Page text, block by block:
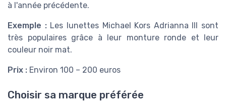
à l'année précédente.
Exemple :Les lunettes Michael Kors Adrianna III sont
très populaires grâce à leur monture ronde et leur
couleur noir mat.
Prix : Environ 100 – 200 euros
Choisir sa marque préférée